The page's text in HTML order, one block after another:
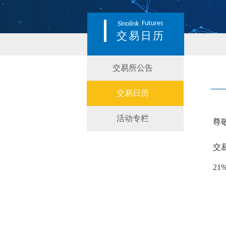
Sinolink Futures
交易日历
交易所公告
交易日历
活动专栏 尊
交